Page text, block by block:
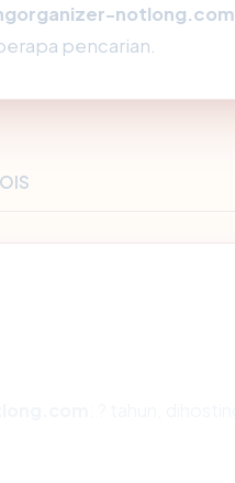
notlong.com
pencarian.